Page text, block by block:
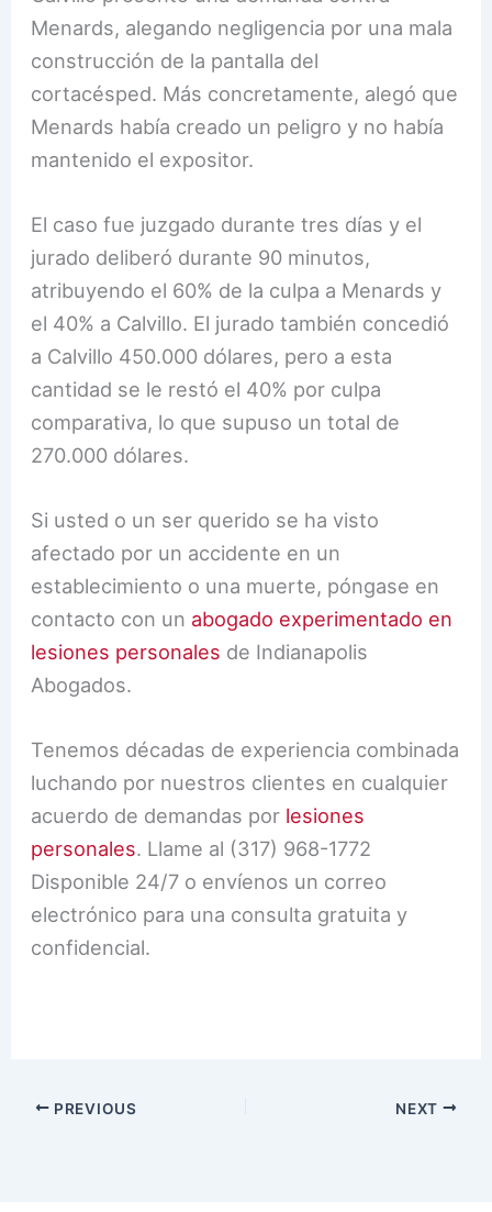
Menards, alegando negligencia por una mala
construcción de la pantalla del
cortacésped. Más concretamente, alegó que
Menards había creado un peligro y no había
mantenido el expositor.
El caso fue juzgado durante tres días y el
jurado deliberó durante 90 minutos,
atribuyendo el 60% de la culpa a Menards y
el 40% a Calvillo. El jurado también concedió
a Calvillo 450.000 dólares, pero a esta
cantidad se le restó el 40% por culpa
comparativa, lo que supuso un total de
270.000 dólares.
Si usted o un ser querido se ha visto
afectado por un accidente en un
establecimiento o una muerte, póngase en
contacto con un abogado experimentado en
lesiones personales de Indianapolis
Abogados.
Tenemos décadas de experiencia combinada
luchando por nuestros clientes en cualquier
acuerdo de demandas por lesiones
personales. Llame al (317) 968-1772
Disponible 24/7 o envíenos un correo
electrónico para una consulta gratuita y
confidencial.
PREVIOUS NEXT